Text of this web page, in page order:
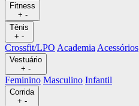
Fitness
+ -
Tênis
+ -
Crossfit/LPO Academia Acessórios
Vestuário
+ -
Feminino Masculino Infantil
Corrida
+ -